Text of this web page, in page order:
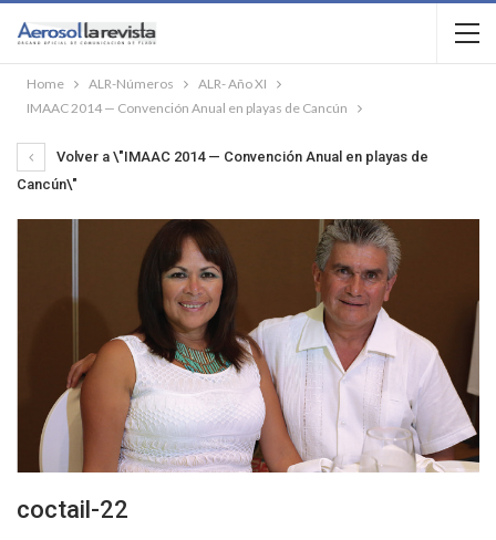
Home ALR-Números
ALR- Año XI
IMAAC 2014 — Convención Anual en playas de Cancún
Volver a \"IMAAC 2014 — Convención Anual en playas de
Cancún\"
coctail-22